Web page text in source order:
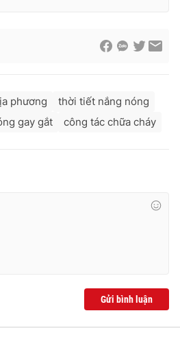
phương
thời tiết nắng nóng
gay gắt công tác chữa cháy
Gửi bình luận